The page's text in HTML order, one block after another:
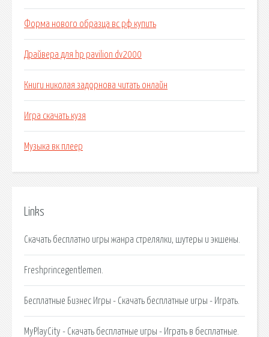
Форма нового образца вс рф купить
Драйвера для hp pavilion dv2000
Книги николая задорнова читать онлайн
Игра скачать кузя
Музыка вк плеер
Links
Скачать бесплатно игры жанра стрелялки, шутеры и экшены.
Freshprincegentlemen.
Бесплатные Бизнес Игры - Скачать бесплатные игры - Играть.
MyPlayCity - Скачать бесплатные игры - Играть в бесплатные.